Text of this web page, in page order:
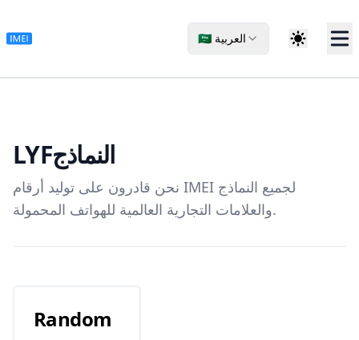
🇸🇦 العربية
LYFالنماذج
نحن قادرون على توليد أرقام IMEI لجميع النماذج
والعلامات التجارية العالمية للهواتف المحمولة.
Random